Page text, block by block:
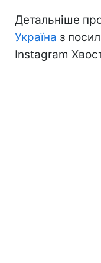
Детальніше
Україна з
Instagram